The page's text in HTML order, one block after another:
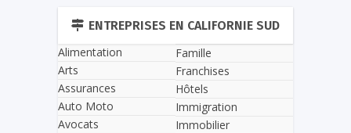
ENTREPRISES EN CALIFORNIE SUD
Alimentation
Arts
Assurances
Auto Moto
Avocats
Famille
Franchises
Hôtels
Immigration
Immobilier